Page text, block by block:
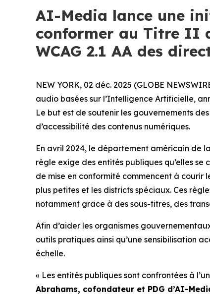
AI-Media lance une
conformer au Titre II
WCAG 2.1 AA des
NEW YORK, 02 déc. 2025 (GLOBE
audio basées sur l’Intelligence Artificielle,
Le but est de soutenir les gouvernements
d’accessibilité des contenus numériques.
En avril 2024, le département américain de
règle exige des entités publiques qu’elles se
de mise en conformité commencent à courir
plus petites et les districts spéciaux. Ces
notamment grâce à des sous-titres, des
Afin d’aider les organismes
outils pratiques ainsi qu’une sensibilisation
échelle.
« Les entités publiques sont confrontées à
Abrahams, cofondateur et PDG d’AI-